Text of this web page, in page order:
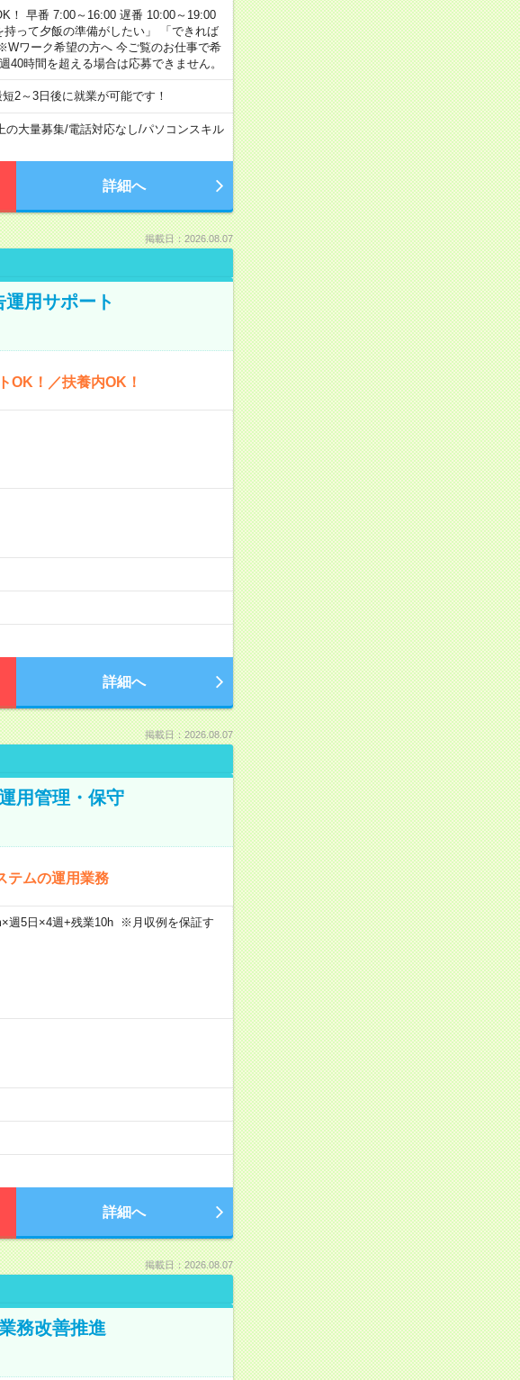
！ 早番 7:00～16:00 遅番 10:00～19:00
って夕飯の準備がしたい」 「できれば
ワーク希望の方へ 今ご覧のお仕事で希
時間を超える場合は応募できません。
2～3日後に就業が可能です！
の大量募集/電話対応なし/パソコンスキル
詳細へ
掲載日：2026.08.07
用サポート
OK！／扶養内OK！
詳細へ
掲載日：2026.08.07
用管理・保守
テムの運用業務
週5日×4週+残業10h ※月収例を保証す
詳細へ
掲載日：2026.08.07
務改善推進